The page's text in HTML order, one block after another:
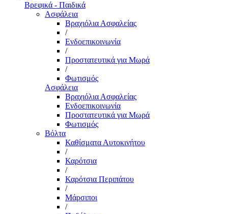
Βρεφικά - Παιδικά
Ασφάλεια
Βραχιόλια Ασφαλείας
/
Ενδοεπικοινωνία
/
Προστατευτικά για Μωρά
/
Φωτισμός
Ασφάλεια
Βραχιόλια Ασφαλείας
Ενδοεπικοινωνία
Προστατευτικά για Μωρά
Φωτισμός
Βόλτα
Καθίσματα Αυτοκινήτου
/
Καρότσια
/
Καρότσια Περιπάτου
/
Μάρσιποι
/